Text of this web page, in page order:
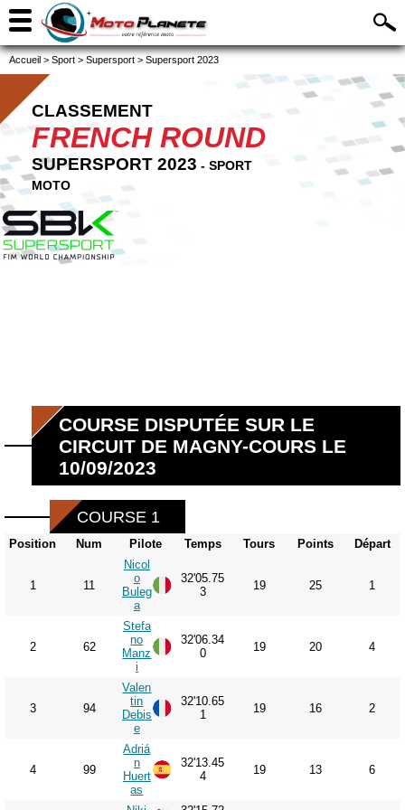
Accueil > Sport > Supersport > Supersport 2023
CLASSEMENT
FRENCH ROUND
SUPERSPORT 2023 - SPORT
MOTO
COURSE DISPUTÉE SUR LE
CIRCUIT DE MAGNY-COURS LE
10/09/2023
COURSE 1
Position Num Pilote Temps Tours Points Départ
1 11
Nicol
o
Buleg
a
32'05.75
3
19 25 1
2 62
Stefa
no
Manz
i
32'06.34
0
19 20 4
3 94
Valen
tin
Debis
e
32'10.65
1
19 16 2
4 99
Adriá
n
Huert
as
32'13.45
4
19 13 6